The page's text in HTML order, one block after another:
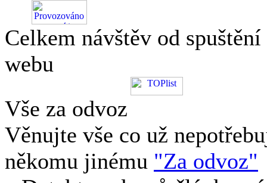
Celkem návštěv od spuštění
webu
Vše za odvoz
Věnujte vše co už
někomu jinému "Za odvoz"